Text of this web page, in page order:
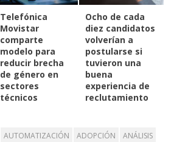
Telefónica
Movistar
comparte
modelo para
reducir brecha
de género en
sectores
técnicos
Ocho de cada
diez candidatos
volverían a
postularse si
tuvieron una
buena
experiencia de
reclutamiento
AUTOMATIZACIÓN ADOPCIÓN ANÁLISIS